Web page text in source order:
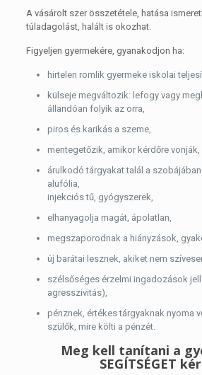
A vásárolt szer összetétele, hatása
túladagolást, halált is okozhat.
Figyeljen gyermekére, gyanakodjon ha:
hirtelen romlik gyermeke iskolai
külseje megváltozik: lefogy vagy
állandóan folyik az orra,
piros és karikás a szeme,
mentegetőzik, amikor kérdőre vonják,
árulkodó tárgyakat talál a
alufólia,
injekciós tű, gyógyszerek,
elhanyagolja magát, ápolatlan,
megszaporodnak a hiányzások,
új barátai lesznek, akiket nem
szélsőséges érzelmi ingadozások
agresszivitás),
pénznek, értékes tárgyaknak nyoma
szülők, mire költi a pénzét.
Meg kell tanítani a
SEGÍTSÉGET